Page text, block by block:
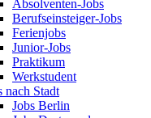
Absolventen-Jobs
Berufseinsteiger-Jobs
Ferienjobs
Junior-Jobs
Praktikum
Werkstudent
nach Stadt
Jobs Berlin